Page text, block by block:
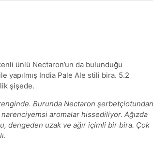
ünlü Nectaron’un da bulunduğu
yapılmış India Pale Ale stili bira. 5.2
şişede.
Burunda Nectaron
aromalar hissediliyor. Ağızda
dengeden uzak ve ağır içimli bir bira. Çok